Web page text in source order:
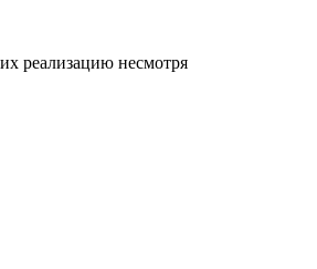
реализацию несмотря